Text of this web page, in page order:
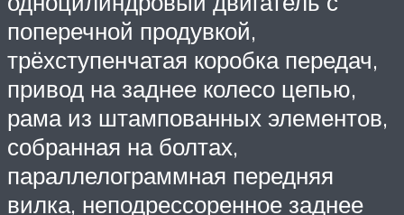
поперечной продувкой,
трёхступенчатая коробка передач,
привод на заднее колесо цепью,
рама из штампованных элементов,
собранная на болтах,
параллелограммная передняя
вилка, неподрессоренное заднее